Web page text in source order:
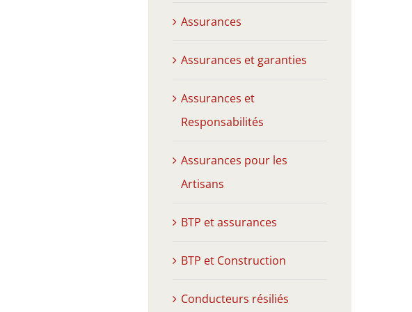
Assurances
Assurances et garanties
Assurances et
Responsabilités
Assurances pour les
Artisans
BTP et assurances
BTP et Construction
Conducteurs résiliés